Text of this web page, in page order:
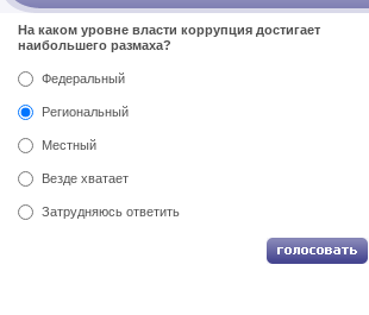
На каком уровне власти коррупция достигает
наибольшего размаха?
Федеральный
Региональный
Местный
Везде хватает
Затрудняюсь ответить